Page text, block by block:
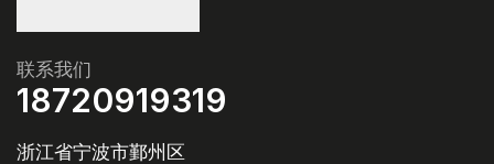
联系我们
18720919319
浙江省宁波市鄞州区